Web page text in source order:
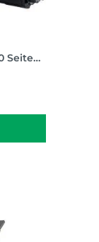
Seiten